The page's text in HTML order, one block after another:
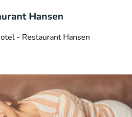
Disponible jusqu'à 23:00 heures
Hansen
- Restaurant Hansen